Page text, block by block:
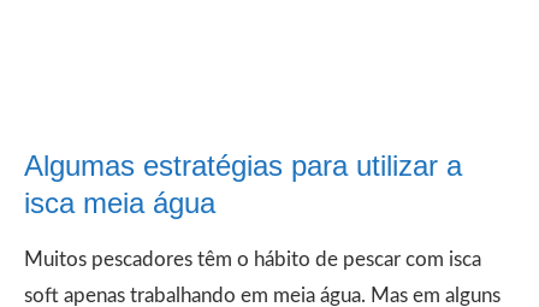
Algumas estratégias para utilizar a
isca meia água
Muitos pescadores têm o hábito de pescar com isca
soft apenas trabalhando em meia água. Mas em alguns